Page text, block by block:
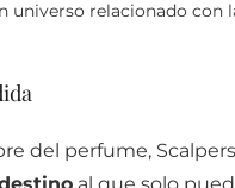
universo relacionado con
del perfume,